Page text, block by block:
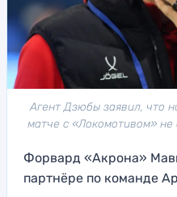
Агент Дзюбы заявил, что
матче с «Локомотивом»
Форвард «Акрона»
партнёре по команде